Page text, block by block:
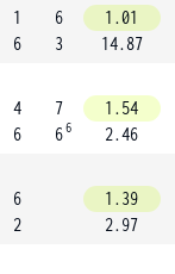
1
6
6
3
1.01
14.87
4
6
7
66
1.54
2.46
6
2
1.39
2.97